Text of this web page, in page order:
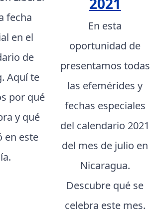
fecha
en el
de
Aquí te
por qué
y qué
en este
En esta
oportunidad de
presentamos todas
las efemérides y
fechas especiales
del calendario 2021
del mes de julio en
Nicaragua.
Descubre qué se
celebra este mes.